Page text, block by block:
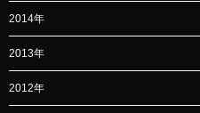
2014年
2013年
2012年